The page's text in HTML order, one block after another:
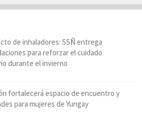
de inhaladores: SSÑ entrega
para reforzar el cuidado
durante el invierno
fortalecerá espacio de encuentro y
para mujeres de Yungay